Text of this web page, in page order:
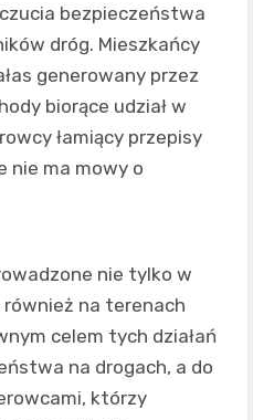
bezpieczeństwa
dróg. Mieszkańcy
generowany przez
biorące udział w
łamiący przepisy
nie ma mowy o
nie tylko w
na terenach
celem tych działań
na drogach, a do
którzy